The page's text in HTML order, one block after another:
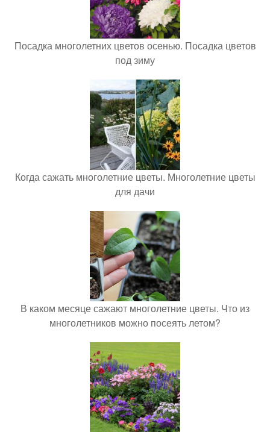
Посадка многолетних цветов осенью. Посадка цветов
под зиму
Когда сажать многолетние цветы. Многолетние цветы
для дачи
В каком месяце сажают многолетние цветы. Что из
многолетников можно посеять летом?